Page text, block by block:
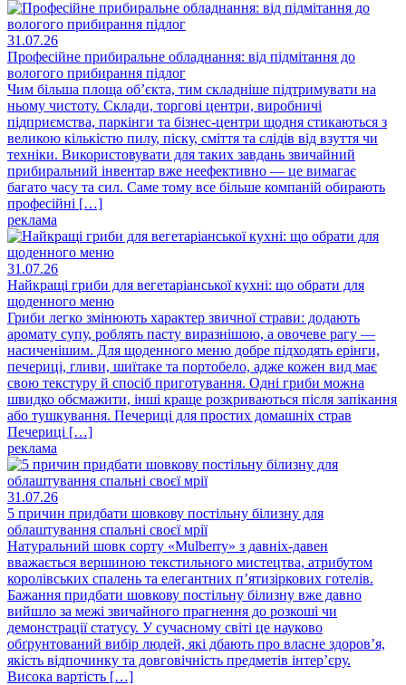
31.07.26
Професійне прибиральне обладнання: від підмітання до
вологого прибирання підлог
Чим більша площа об’єкта, тим складніше підтримувати на
ньому чистоту. Склади, торгові центри, виробничі
підприємства, паркінги та бізнес-центри щодня стикаються з
великою кількістю пилу, піску, сміття та слідів від взуття чи
техніки. Використовувати для таких завдань звичайний
прибиральний інвентар вже неефективно — це вимагає
багато часу та сил. Саме тому все більше компаній обирають
професійні […]
реклама
31.07.26
Найкращі гриби для вегетаріанської кухні: що обрати для
щоденного меню
Гриби легко змінюють характер звичної страви: додають
аромату супу, роблять пасту виразнішою, а овочеве рагу —
насиченішим. Для щоденного меню добре підходять ерінги,
печериці, гливи, шиїтаке та портобело, адже кожен вид має
свою текстуру й спосіб приготування. Одні гриби можна
швидко обсмажити, інші краще розкриваються після запікання
або тушкування. Печериці для простих домашніх страв
Печериці […]
реклама
31.07.26
5 причин придбати шовкову постільну білизну для
облаштування спальні своєї мрії
Натуральний шовк сорту «Mulberry» з давніх-давен
вважається вершиною текстильного мистецтва, атрибутом
королівських спалень та елегантних п’ятизіркових готелів.
Бажання придбати шовкову постільну білизну вже давно
вийшло за межі звичайного прагнення до розкоші чи
демонстрації статусу. У сучасному світі це науково
обґрунтований вибір людей, які дбають про власне здоров’я,
якість відпочинку та довговічність предметів інтер’єру.
Висока вартість […]